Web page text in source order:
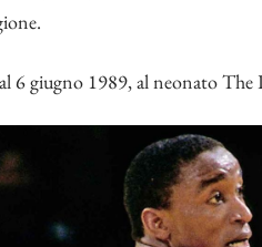
6 giugno 1989, al neonato